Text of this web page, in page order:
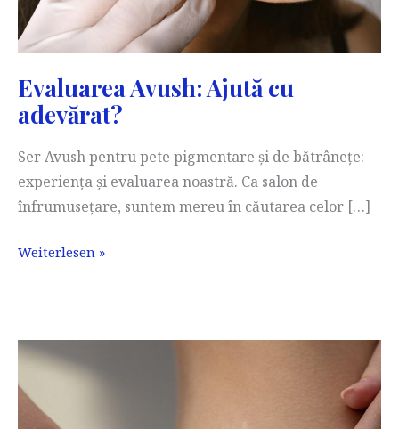
Evaluarea Avush: Ajută cu
adevărat?
Ser Avush pentru pete pigmentare și de bătrânețe:
experiența și evaluarea noastră. Ca salon de
înfrumusețare, suntem mereu în căutarea celor […]
Evaluarea
Ajută
adevărat?
Weiterlesen »